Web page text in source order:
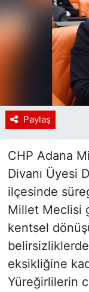
Paylaş
CHP Adana
Divanı Üyesi
ilçesinde
Millet Meclisi
kentsel
eksikliğine
Yüreğirlilerin
YEREL
Haberde
Tanıtım